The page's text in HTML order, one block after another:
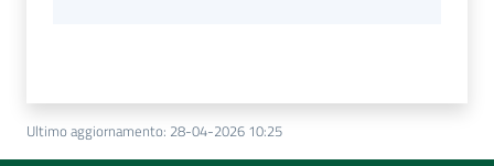
Ultimo aggiornamento: 28-04-2026 10:25